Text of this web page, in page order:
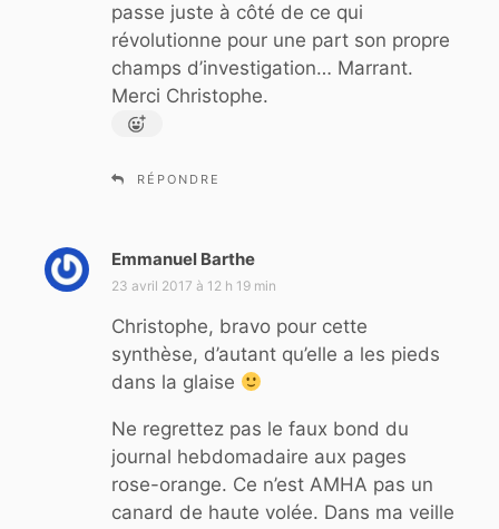
passe juste à côté de ce qui
révolutionne pour une part son propre
champs d’investigation… Marrant.
Merci Christophe.
RÉPONDRE
Emmanuel Barthe
i
:
23 avril 2017 à 12 h 19 min
Christophe, bravo pour cette
synthèse, d’autant qu’elle a les pieds
dans la glaise
Ne regrettez pas le faux bond du
journal hebdomadaire aux pages
rose-orange. Ce n’est AMHA pas un
canard de haute volée. Dans ma veille